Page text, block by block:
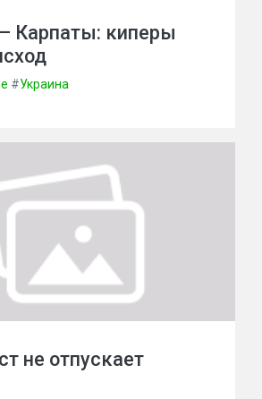
Карпаты: киперы
#Украина
не отпускает